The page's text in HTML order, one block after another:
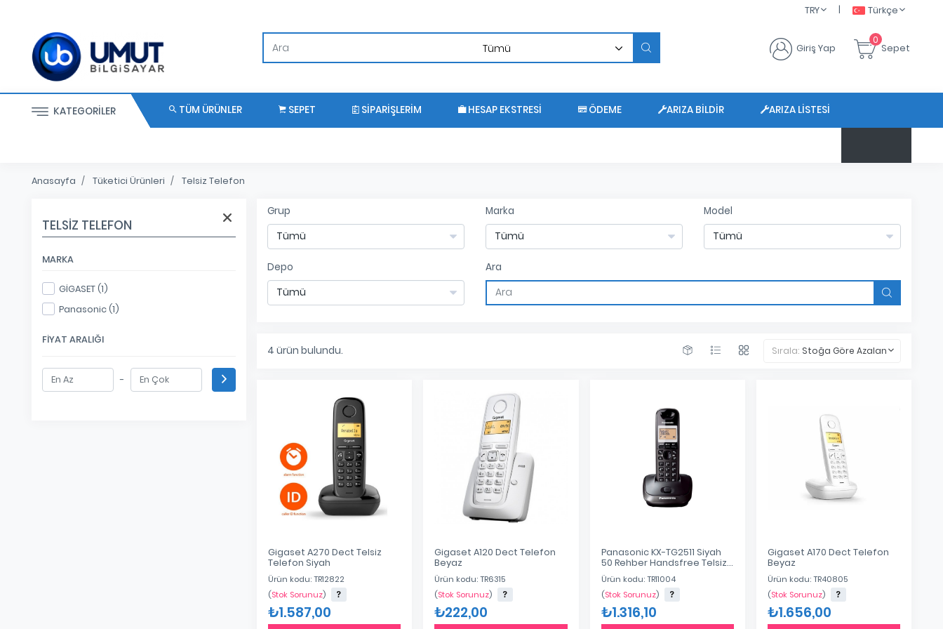
Türkçe
|
TRY
Giriş Yap
0
Sepet
KATEGORILER TÜM ÜRÜNLER SEPET SIPARIŞLERIM HESAP EKSTRESI ÖDEME ARIZA BILDIR
ARIZA LISTESI
Anasayfa Tüketici Ürünleri Telsiz Telefon
TELSIZ TELEFON
MARKA
GİGASET (1)
Panasonic (1)
FIYAT ARALIĞI
-
Grup Marka Model
Depo Ara
4 ürün bulundu. Sırala: Stoğa Göre Azalan
Gigaset A270 Dect Telsiz
Telefon Siyah
Ürün kodu: TR12822
(Stok Sorunuz)
₺1.587,00
Gigaset A120 Dect Telefon
Beyaz
Ürün kodu: TR6315
(Stok Sorunuz)
₺222,00
Panasonic KX-TG2511 Siyah
50 Rehber Handsfree Telsiz
Telefon
Ürün kodu: TR11004
(Stok Sorunuz)
₺1.316,10
Gigaset A170 Dect Telefon
Beyaz
Ürün kodu: TR40805
(Stok Sorunuz)
₺1.656,00